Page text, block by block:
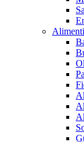
Alimenti